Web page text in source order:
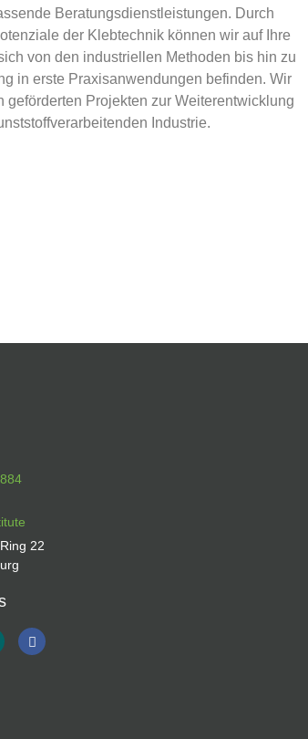
Beratungsdienstleistungen. Durch
der Klebtechnik können wir auf Ihre
von den industriellen Methoden bis hin zu
in erste Praxisanwendungen befinden. Wir
Projekten zur Weiterentwicklung
Industrie.
22